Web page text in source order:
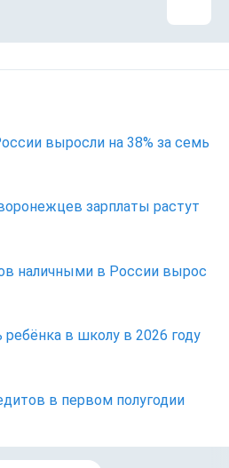
выросли на 38% за семь
зарплаты растут
наличными в России вырос
ребёнка в школу в 2026 году
в первом полугодии